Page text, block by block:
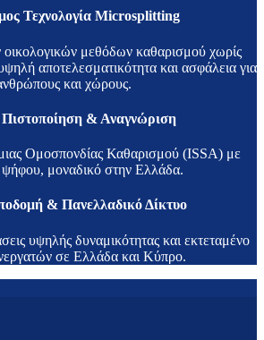
Τεχνολογία Microsplitting
μεθόδων καθαρισμού χωρίς
αποτελεσματικότητα και ασφάλεια για
και χώρους.
Πιστοποίηση & Αναγνώριση
Ομοσπονδίας Καθαρισμού (ISSA) με
ψήφου, μοναδικό στην Ελλάδα.
& Πανελλαδικό Δίκτυο
υψηλής δυναμικότητας και εκτεταμένο
σε Ελλάδα και Κύπρο.